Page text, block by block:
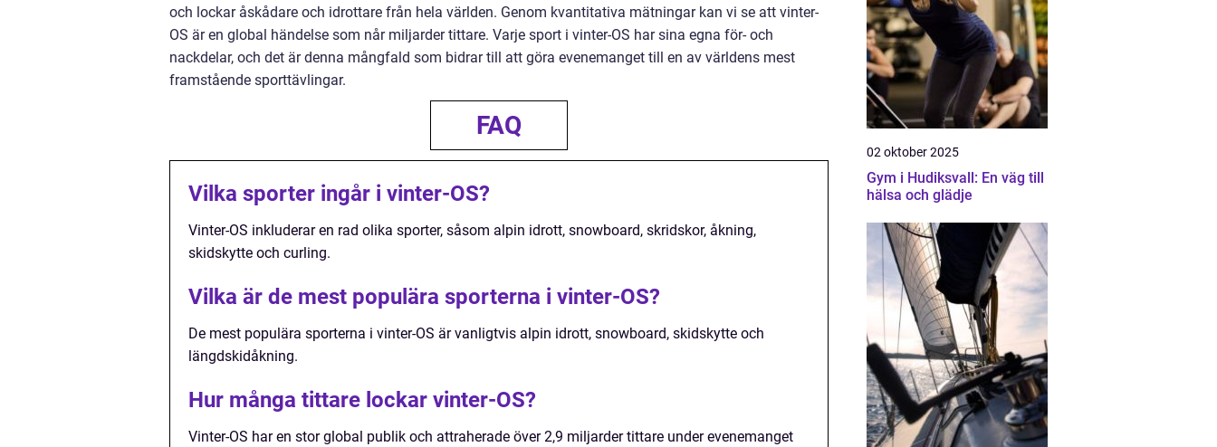
och lockar åskådare och idrottare från hela världen. Genom kvantitativa mätningar kan vi se att vinter-
OS är en global händelse som når miljarder tittare. Varje sport i vinter-OS har sina egna för- och
nackdelar, och det är denna mångfald som bidrar till att göra evenemanget till en av världens mest
framstående sporttävlingar.
FAQ
Vilka sporter ingår i vinter-OS?
Vinter-OS inkluderar en rad olika sporter, såsom alpin idrott, snowboard, skridskor, åkning,
skidskytte och curling.
Vilka är de mest populära sporterna i vinter-OS?
De mest populära sporterna i vinter-OS är vanligtvis alpin idrott, snowboard, skidskytte och
längdskidåkning.
Hur många tittare lockar vinter-OS?
Vinter-OS har en stor global publik och attraherade över 2,9 miljarder tittare under evenemanget
02 oktober 2025
Gym i Hudiksvall: En väg till
hälsa och glädje